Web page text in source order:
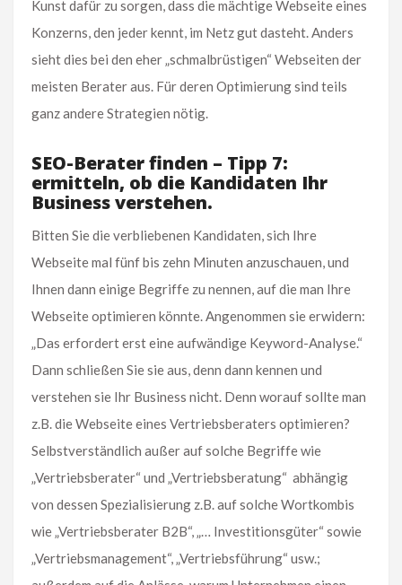
Kunst dafür zu sorgen, dass die mächtige Webseite eines
Konzerns, den jeder kennt, im Netz gut dasteht. Anders
sieht dies bei den eher „schmalbrüstigen“ Webseiten der
meisten Berater aus. Für deren Optimierung sind teils
ganz andere Strategien nötig.
SEO-Berater finden – Tipp 7:
ermitteln, ob die Kandidaten Ihr
Business verstehen.
Bitten Sie die verbliebenen Kandidaten, sich Ihre
Webseite mal fünf bis zehn Minuten anzuschauen, und
Ihnen dann einige Begriffe zu nennen, auf die man Ihre
Webseite optimieren könnte. Angenommen sie erwidern:
„Das erfordert erst eine aufwändige Keyword-Analyse.“
Dann schließen Sie sie aus, denn dann kennen und
verstehen sie Ihr Business nicht. Denn worauf sollte man
z.B. die Webseite eines Vertriebsberaters optimieren?
Selbstverständlich außer auf solche Begriffe wie
„Vertriebsberater“ und „Vertriebsberatung“ abhängig
von dessen Spezialisierung z.B. auf solche Wortkombis
wie „Vertriebsberater B2B“, „… Investitionsgüter“ sowie
„Vertriebsmanagement“, „Vertriebsführung“ usw.;